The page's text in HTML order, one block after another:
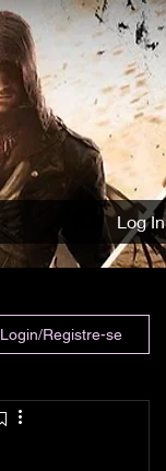
Log In
Login/Registre-se